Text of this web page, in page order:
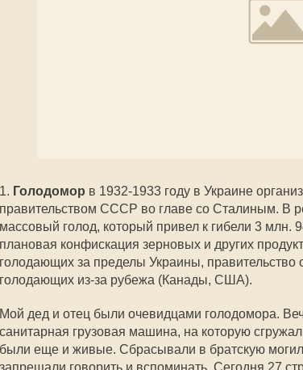
1. Голодомор в 1932-1933 году в Украине
правительством СССР во главе со Сталиным. В
массовый голод, который привел к гибели 3 млн.
плановая конфискация зерновых и других
голодающих за пределы Украины,
голодающих из-за рубежа (Канады, США).
Мой дед и отец были очевидцами голодомора.
санитарная грузовая машина, на которую
были еще и живые. Сбрасывали в братскую
запрещали говорить и вспоминать. Сегодня 27